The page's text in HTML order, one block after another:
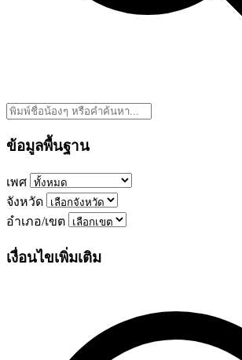
ข้อมูลพื้นฐาน
เพศ
จังหวัด
อำเภอ/เขต
เงื่อนไขเพิ่มเติม